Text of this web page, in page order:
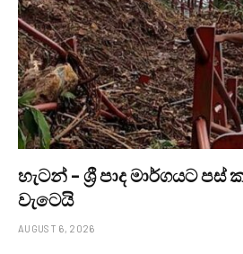
හැටන් – ශ්‍රී පාද මාර්ගයට
වැටෙයි
AUGUST 6, 2026